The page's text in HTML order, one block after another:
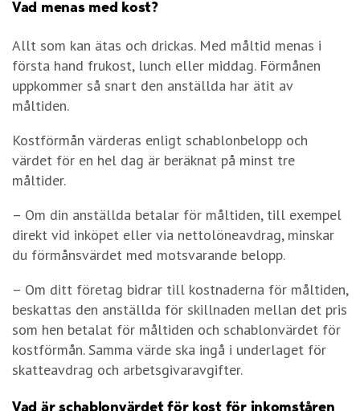
Vad menas med kost?
Allt som kan ätas och drickas. Med måltid menas i
första hand frukost, lunch eller middag. Förmånen
uppkommer så snart den anställda har ätit av
måltiden.
Kostförmån värderas enligt schablonbelopp och
värdet för en hel dag är beräknat på minst tre
måltider.
– Om din anställda betalar för måltiden, till exempel
direkt vid inköpet eller via nettolöneavdrag, minskar
du förmånsvärdet med motsvarande belopp.
– Om ditt företag bidrar till kostnaderna för måltiden,
beskattas den anställda för skillnaden mellan det pris
som hen betalat för måltiden och schablonvärdet för
kostförmån. Samma värde ska ingå i underlaget för
skatteavdrag och arbetsgivaravgifter.
Vad är schablonvärdet för kost för inkomståren